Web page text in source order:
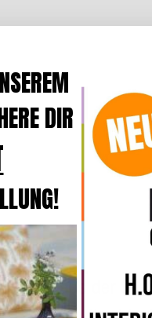
aus der
DIR